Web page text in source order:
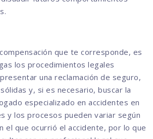
que te corresponde, es
los procedimientos legales
una reclamación de seguro,
y, si es necesario, buscar la
especializado en accidentes en
y los procesos pueden variar según
el que ocurrió el accidente, por lo que